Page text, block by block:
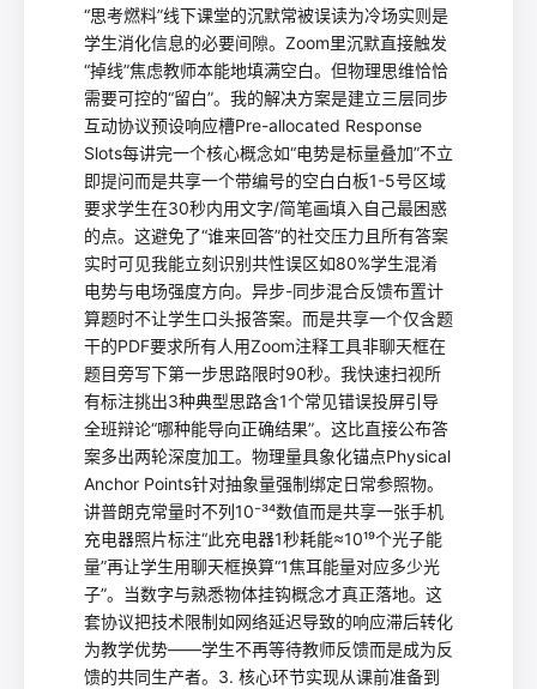
“思考燃料”线下课堂的沉默常被误读为冷场实则是
学生消化信息的必要间隙。Zoom里沉默直接触发
“掉线”焦虑教师本能地填满空白。但物理思维恰恰
需要可控的“留白”。我的解决方案是建立三层同步
互动协议预设响应槽Pre-allocated Response
Slots每讲完一个核心概念如“电势是标量叠加”不立
即提问而是共享一个带编号的空白白板1-5号区域
要求学生在30秒内用文字/简笔画填入自己最困惑
的点。这避免了“谁来回答”的社交压力且所有答案
实时可见我能立刻识别共性误区如80%学生混淆
电势与电场强度方向。异步-同步混合反馈布置计
算题时不让学生口头报答案。而是共享一个仅含题
干的PDF要求所有人用Zoom注释工具非聊天框在
题目旁写下第一步思路限时90秒。我快速扫视所
有标注挑出3种典型思路含1个常见错误投屏引导
全班辩论“哪种能导向正确结果”。这比直接公布答
案多出两轮深度加工。物理量具象化锚点Physical
Anchor Points针对抽象量强制绑定日常参照物。
讲普朗克常量时不列10⁻³⁴数值而是共享一张手机
充电器照片标注“此充电器1秒耗能≈10¹⁹个光子能
量”再让学生用聊天框换算“1焦耳能量对应多少光
子”。当数字与熟悉物体挂钩概念才真正落地。这
套协议把技术限制如网络延迟导致的响应滞后转化
为教学优势——学生不再等待教师反馈而是成为反
馈的共同生产者。3. 核心环节实现从课前准备到